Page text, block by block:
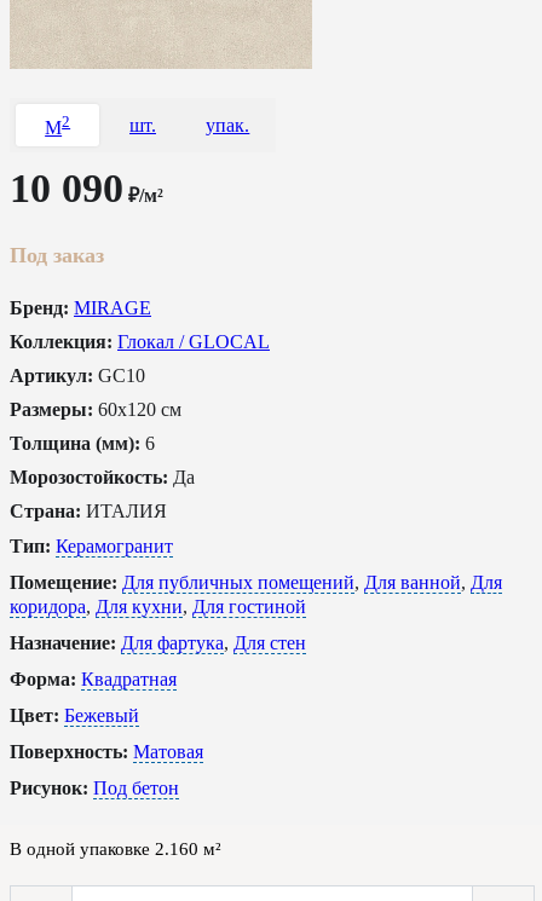
M2 шт. упак.
10 090 ₽/м²
Под заказ
Бренд: MIRAGE
Коллекция: Глокал / GLOCAL
Артикул: GC10
Размеры: 60x120 см
Толщина (мм): 6
Морозостойкость: Да
Страна: ИТАЛИЯ
Тип: Керамогранит
Помещение: Для публичных помещений, Для ванной, Для
коридора, Для кухни, Для гостиной
Назначение: Для фартука, Для стен
Форма: Квадратная
Цвет: Бежевый
Поверхность: Матовая
Рисунок: Под бетон
В одной упаковке 2.160 м²